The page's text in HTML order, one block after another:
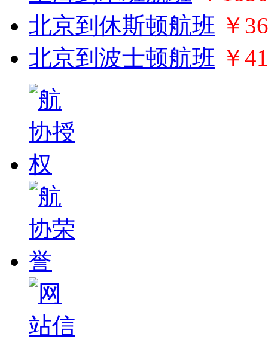
北京到休斯顿航班 ￥
北京到波士顿航班 ￥